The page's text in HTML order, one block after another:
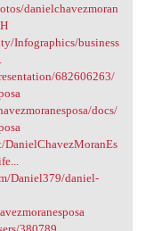
danielchavezmoran
Infographics/business
682606263/
docs/
DanielChavezMoranEs
Daniel379/daniel-